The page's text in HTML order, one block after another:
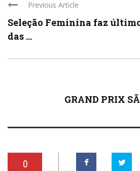
Previous Article
Seleção Feminina faz
das ...
GRAND PRIX
0